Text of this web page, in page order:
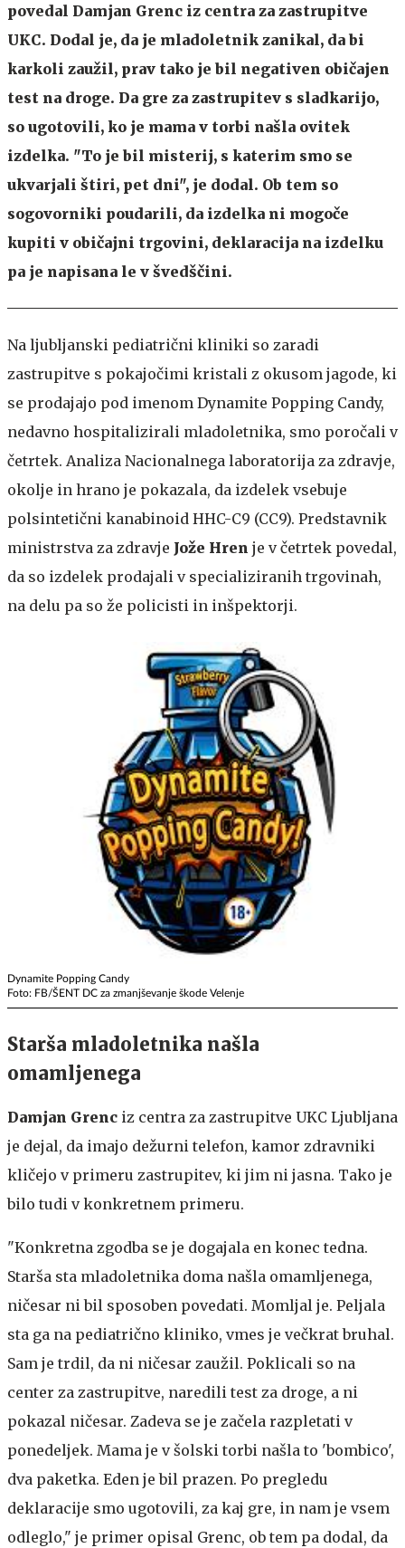
povedal Damjan Grenc iz centra za zastrupitve
UKC. Dodal je, da je mladoletnik zanikal, da bi
karkoli zaužil, prav tako je bil negativen običajen
test na droge. Da gre za zastrupitev s sladkarijo,
so ugotovili, ko je mama v torbi našla ovitek
izdelka. "To je bil misterij, s katerim smo se
ukvarjali štiri, pet dni", je dodal. Ob tem so
sogovorniki poudarili, da izdelka ni mogoče
kupiti v običajni trgovini, deklaracija na izdelku
pa je napisana le v švedščini.
Na ljubljanski pediatrični kliniki so zaradi
zastrupitve s pokajočimi kristali z okusom jagode, ki
se prodajajo pod imenom Dynamite Popping Candy,
nedavno hospitalizirali mladoletnika, smo poročali v
četrtek. Analiza Nacionalnega laboratorija za zdravje,
okolje in hrano je pokazala, da izdelek vsebuje
polsintetični kanabinoid HHC-C9 (CC9). Predstavnik
ministrstva za zdravje Jože Hren je v četrtek povedal,
da so izdelek prodajali v specializiranih trgovinah,
na delu pa so že policisti in inšpektorji.
Dynamite Popping Candy
Foto: FB/ŠENT DC za zmanjševanje škode Velenje
Starša mladoletnika našla
omamljenega
Damjan Grenc iz centra za zastrupitve UKC Ljubljana
je dejal, da imajo dežurni telefon, kamor zdravniki
kličejo v primeru zastrupitev, ki jim ni jasna. Tako je
bilo tudi v konkretnem primeru.
"Konkretna zgodba se je dogajala en konec tedna.
Starša sta mladoletnika doma našla omamljenega,
ničesar ni bil sposoben povedati. Momljal je. Peljala
sta ga na pediatrično kliniko, vmes je večkrat bruhal.
Sam je trdil, da ni ničesar zaužil. Poklicali so na
center za zastrupitve, naredili test za droge, a ni
pokazal ničesar. Zadeva se je začela razpletati v
ponedeljek. Mama je v šolski torbi našla to 'bombico',
dva paketka. Eden je bil prazen. Po pregledu
deklaracije smo ugotovili, za kaj gre, in nam je vsem
odleglo," je primer opisal Grenc, ob tem pa dodal, da